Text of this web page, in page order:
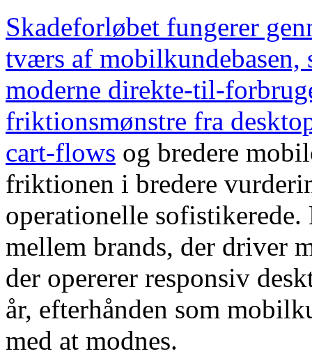
Skadeforløbet fungerer
tværs af mobilkundebasen,
moderne direkte-til-
friktionsmønstre fra
cart-flows og bredere
friktionen i bredere
operationelle
mellem brands, der driver
der opererer responsiv
år, efterhånden som
med at modnes.